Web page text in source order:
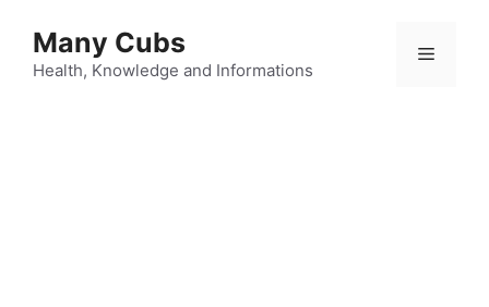
Many Cubs
Health, Knowledge and Informations